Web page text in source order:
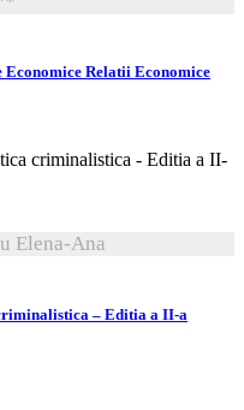
Relatii Economice
Elena-Ana
– Editia a II-a